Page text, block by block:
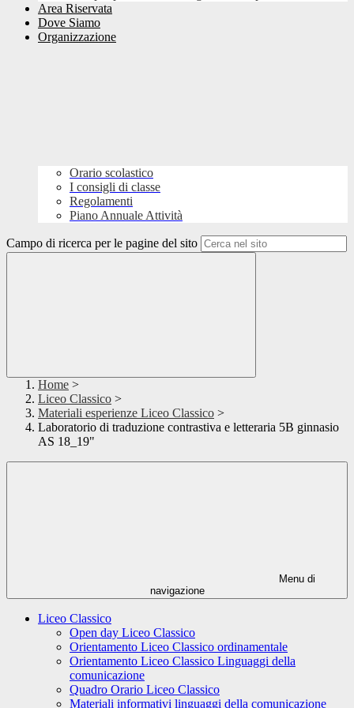
Area Riservata
Dove Siamo
Organizzazione
Orario scolastico
I consigli di classe
Regolamenti
Piano Annuale Attività
Campo di ricerca per le pagine del sito
Home >
Liceo Classico >
Materiali esperienze Liceo Classico >
Laboratorio di traduzione contrastiva e letteraria 5B ginnasio
AS 18_19"
Menu di
navigazione
Liceo Classico
Open day Liceo Classico
Orientamento Liceo Classico ordinamentale
Orientamento Liceo Classico Linguaggi della
comunicazione
Quadro Orario Liceo Classico
Materiali informativi linguaggi della comunicazione